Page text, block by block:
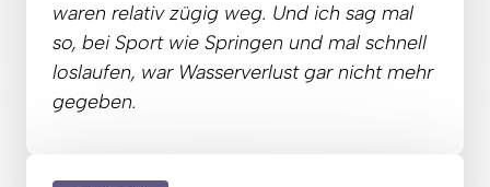
waren relativ zügig weg. Und ich sag
so, bei Sport wie Springen und mal
loslaufen, war Wasserverlust gar nicht
mehr
gegeben.